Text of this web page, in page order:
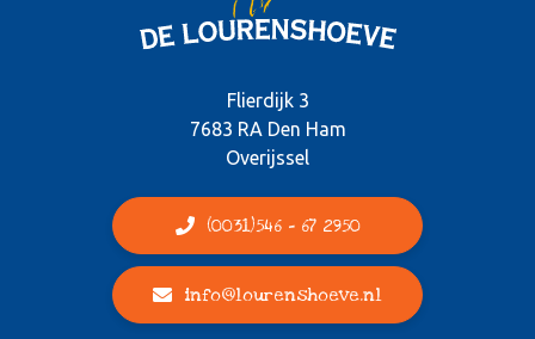
Flierdijk 3
7683 RA Den Ham
Overijssel
(0031)546 - 67 2950
info@lourenshoeve.nl